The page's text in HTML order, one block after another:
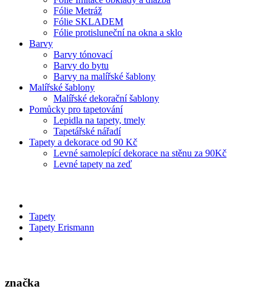
Fólie Metráž
Fólie SKLADEM
Fólie protisluneční na okna a sklo
Barvy
Barvy tónovací
Barvy do bytu
Barvy na malířské šablony
Malířské šablony
Malířské dekorační šablony
Pomůcky pro tapetování
Lepidla na tapety, tmely
Tapetářské nářadí
Tapety a dekorace od 90 Kč
Levné samolepící dekorace na stěnu za 90Kč
Levné tapety na zeď
Tapety
Tapety Erismann
značka